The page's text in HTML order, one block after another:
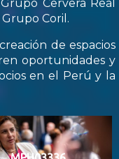
Cervera Real
Grupo Coril.
de espacios
oportunidades y
en el Perú y la